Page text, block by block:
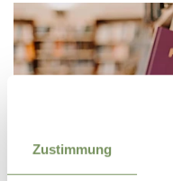
Zustimmung